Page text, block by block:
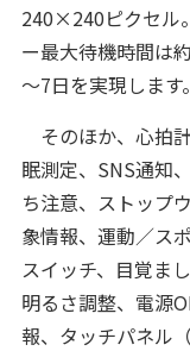
240×240ピクセル
ー最大待機時間は
～7日を実現します
そのほか、心拍
眠測定、SNS通知
ち注意、ストップ
象情報、運動／ス
スイッチ、目覚ま
明るさ調整、電源
報、タッチパネル